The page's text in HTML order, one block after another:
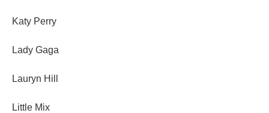
Katy Perry
Lady Gaga
Lauryn Hill
Little Mix